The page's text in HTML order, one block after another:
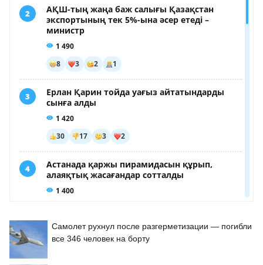
Самолет рухнул после разгерметизации — погибли
все 346 человек на борту